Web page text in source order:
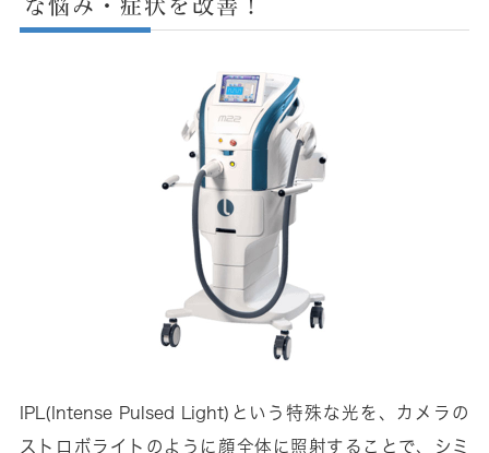
な悩み・症状を改善！
IPL(Intense Pulsed Light)という特殊な光を、カメラの
ストロボライトのように顔全体に照射することで、シミ